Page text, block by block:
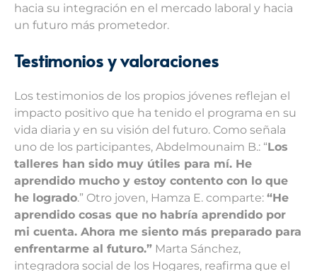
hacia su integración en el mercado laboral y hacia
un futuro más prometedor.
Testimonios y valoraciones
Los testimonios de los propios jóvenes reflejan el
impacto positivo que ha tenido el programa en su
vida diaria y en su visión del futuro. Como señala
uno de los participantes, Abdelmounaim B.: “Los
talleres han sido muy útiles para mí. He
aprendido mucho y estoy contento con lo que
he logrado.” Otro joven, Hamza E. comparte: “He
aprendido cosas que no habría aprendido por
mi cuenta. Ahora me siento más preparado para
enfrentarme al futuro.” Marta Sánchez,
integradora social de los Hogares, reafirma que el